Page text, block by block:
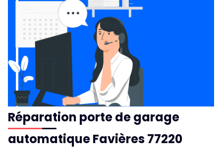
Réparation porte de garage
automatique Favières 77220